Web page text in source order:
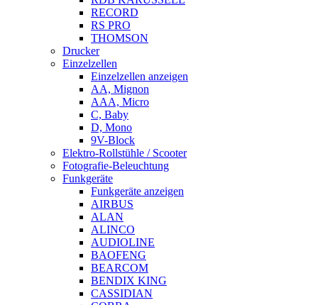
RECORD
RS PRO
THOMSON
Drucker
Einzelzellen
Einzelzellen anzeigen
AA, Mignon
AAA, Micro
C, Baby
D, Mono
9V-Block
Elektro-Rollstühle / Scooter
Fotografie-Beleuchtung
Funkgeräte
Funkgeräte anzeigen
AIRBUS
ALAN
ALINCO
AUDIOLINE
BAOFENG
BEARCOM
BENDIX KING
CASSIDIAN